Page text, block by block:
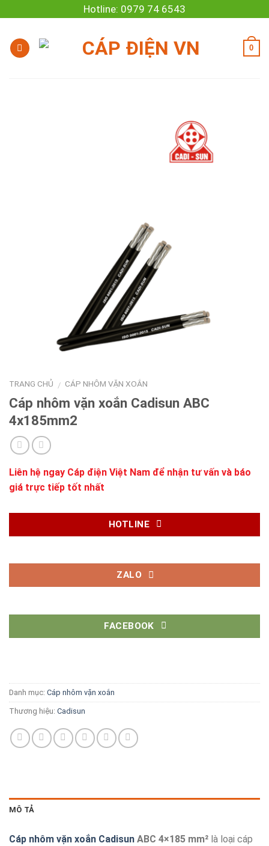
to
content
Hotline: 0979 74 6543
0
TRANG CHỦ / CÁP NHÔM VẶN XOẮN
Cáp nhôm vặn xoắn Cadisun ABC
4x185mm2
Liên hệ ngay Cáp điện Việt Nam để nhận tư vấn và báo
giá trực tiếp tốt nhất
HOTLINE
ZALO
FACEBOOK
Danh mục: Cáp nhôm vặn xoắn
Thương hiệu: Cadisun
MÔ TẢ
Cáp nhôm vặn xoắn Cadisun ABC 4×185 mm² là loại cáp